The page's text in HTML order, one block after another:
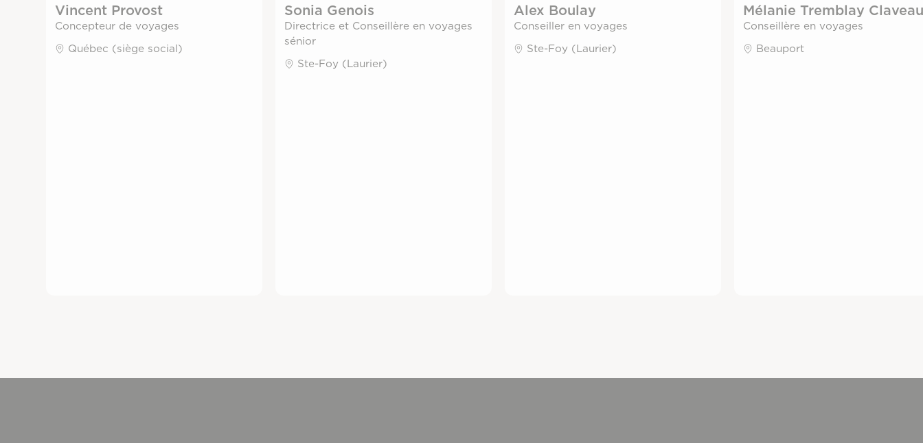
Vincent Provost
Concepteur de voyages
Québec (siège social)
Sonia Genois
Directrice et Conseillère en voyages
sénior
Ste-Foy (Laurier)
Alex Boulay
Conseiller en voyages
Ste-Foy (Laurier)
Mélanie Tremblay
Conseillère en voyages
Beauport